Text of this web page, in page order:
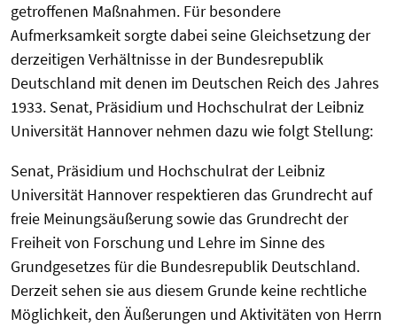
getroffenen Maßnahmen. Für besondere
Aufmerksamkeit sorgte dabei seine Gleichsetzung der
derzeitigen Verhältnisse in der Bundesrepublik
Deutschland mit denen im Deutschen Reich des Jahres
1933. Senat, Präsidium und Hochschulrat der Leibniz
Universität Hannover nehmen dazu wie folgt Stellung:
Senat, Präsidium und Hochschulrat der Leibniz
Universität Hannover respektieren das Grundrecht auf
freie Meinungsäußerung sowie das Grundrecht der
Freiheit von Forschung und Lehre im Sinne des
Grundgesetzes für die Bundesrepublik Deutschland.
Derzeit sehen sie aus diesem Grunde keine rechtliche
Möglichkeit, den Äußerungen und Aktivitäten von Herrn